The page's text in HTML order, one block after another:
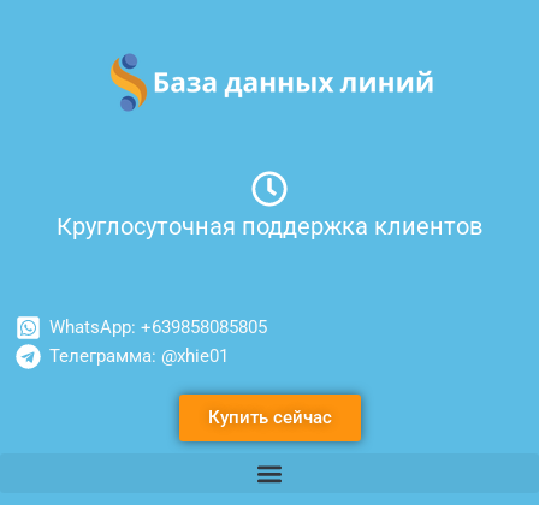
содержимому
Круглосуточная поддержка клиентов
WhatsApp: +639858085805
Телеграмма: @xhie01
Купить сейчас